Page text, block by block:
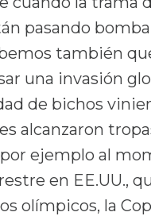
pasando
también
una invasión
de bichos
alcanzaron
ejemplo al
en EE.UU.,
olímpicos, la